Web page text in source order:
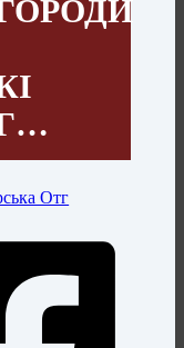
Отг